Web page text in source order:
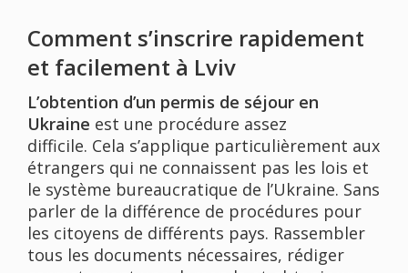
Comment s’inscrire rapidement
et facilement à Lviv
L’obtention d’un permis de séjour en
Ukraine est une procédure assez
difficile. Cela s’applique particulièrement aux
étrangers qui ne connaissent pas les lois et
le système bureaucratique de l’Ukraine. Sans
parler de la différence de procédures pour
les citoyens de différents pays. Rassembler
tous les documents nécessaires, rédiger